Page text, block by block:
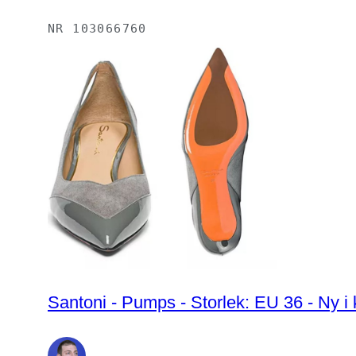
NR 103066760
Santoni - Pumps - Storlek: EU 36 - Ny i